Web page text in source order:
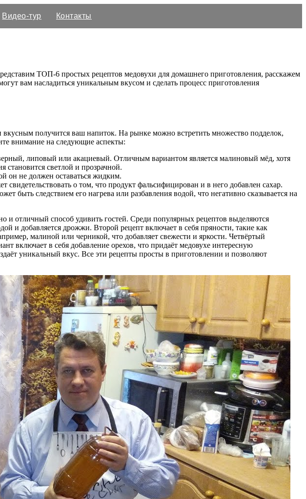
Видео-тур
Контакты
ТОП-6 простых рецептов медовухи для домашнего приготовления, расскажем
вам насладиться уникальным вкусом и сделать процесс приготовления
получится ваш напиток. На рынке можно встретить множество подделок,
внимание на следующие аспекты:
липовый или акациевый. Отличным вариантом является малиновый мёд, хотя
становится светлой и прозрачной.
он не должен оставаться жидким.
о том, что продукт фальсифицирован и в него добавлен сахар.
быть следствием его нагрева или разбавления водой, что негативно сказывается на
и отличный способ удивить гостей. Среди популярных рецептов выделяются
и добавляется дрожжи. Второй рецепт включает в себя пряности, такие как
малиной или черникой, что добавляет свежести и яркости. Четвёртый
включает в себя добавление орехов, что придаёт медовухе интересную
уникальный вкус. Все эти рецепты просты в приготовлении и позволяют